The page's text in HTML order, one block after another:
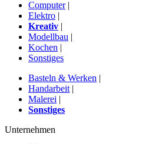
Computer|
Elektro |
Kreativ |
Modellbau |
Kochen |
Sonstiges
Basteln & Werken |
Handarbeit |
Malerei |
Sonstiges
Unternehmen